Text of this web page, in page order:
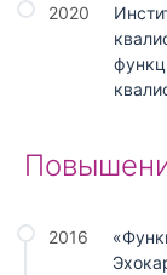
2020
2016